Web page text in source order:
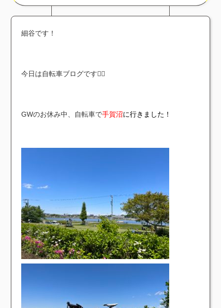
細谷です！
今日は自転車ブログです🚴‍♂️
GWのお休み中、自転車で手賀沼に行きました！